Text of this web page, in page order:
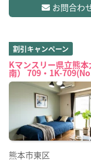
お問合わ
割引キャンペーン
Kマンスリー県立熊
南） 709・1K-
熊本市東区